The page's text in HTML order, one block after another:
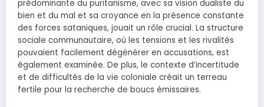
prédominante du puritanisme, avec sa vision dualiste du
bien et du mal et sa croyance en la présence constante
des forces sataniques, jouait un rôle crucial. La structure
sociale communautaire, où les tensions et les rivalités
pouvaient facilement dégénérer en accusations, est
également examinée. De plus, le contexte d’incertitude
et de difficultés de la vie coloniale créait un terreau
fertile pour la recherche de boucs émissaires.